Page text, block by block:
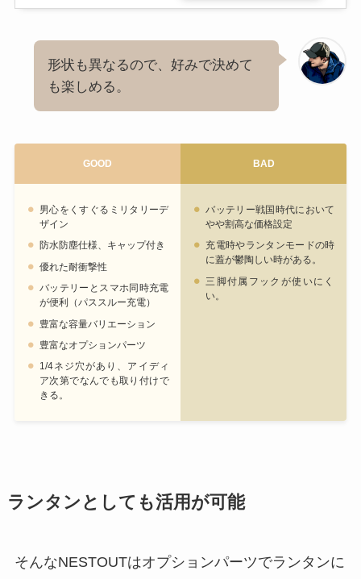
形状も異なるので、好みで決めて
も楽しめる。
GOOD BAD
男心をくすぐるミリタリーデ
ザイン
防水防塵仕様、キャップ付き
優れた耐衝撃性
バッテリーとスマホ同時充電
が便利（パススルー充電）
豊富な容量バリエーション
豊富なオプションパーツ
1/4ネジ穴があり、アイディ
ア次第でなんでも取り付けで
きる。
バッテリー戦国時代において
やや割高な価格設定
充電時やランタンモードの時
に蓋が鬱陶しい時がある。
三脚付属フックが使いにく
い。
ランタンとしても活用が可能
そんなNESTOUTはオプションパーツでランタンに